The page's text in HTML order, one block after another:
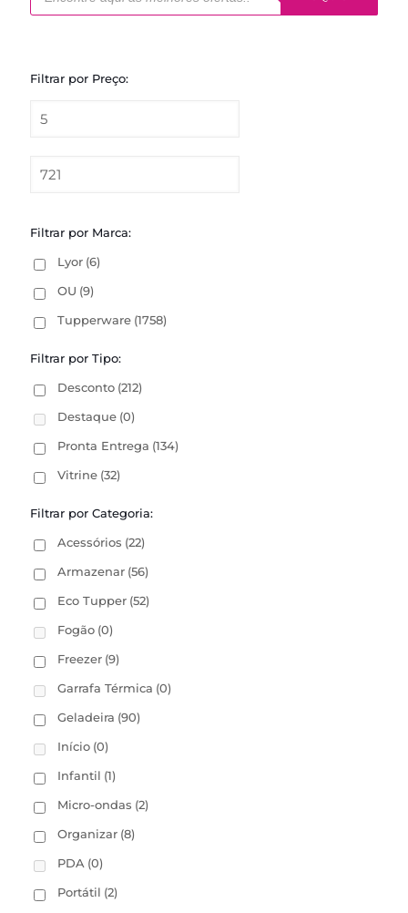
Filtrar por Preço:
Filtrar por Marca:
Lyor (6)
OU (9)
Tupperware (1758)
Filtrar por Tipo:
Desconto (212)
Destaque (0)
Pronta Entrega (134)
Vitrine (32)
Filtrar por Categoria:
Acessórios (22)
Armazenar (56)
Eco Tupper (52)
Fogão (0)
Freezer (9)
Garrafa Térmica (0)
Geladeira (90)
Início (0)
Infantil (1)
Micro-ondas (2)
Organizar (8)
PDA (0)
Portátil (2)